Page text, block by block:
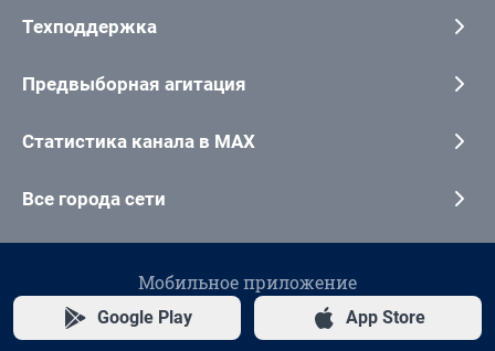
Техподдержка
Предвыборная агитация
Статистика канала в MAX
Все города сети
Мобильное приложение
Google Play App Store